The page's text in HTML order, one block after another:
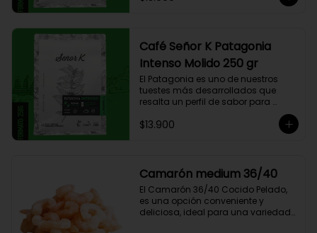
esta es una exquisita alternativa
Lo diseñamos intencionalmente
para resaltar la intensidad y
generar una gran sinergia si se
añade leche. Se trata de un Blend
con un rico sabor achocolatado.
Café Señor K Patagonia
Intenso Molido 250 gr
El Patagonia es uno de nuestros
tuestes más desarrollados que
resalta un perfil de sabor para
intenso único y con exquisito
Lo diseñamos intencionalmente
para resaltar la intensidad y
generar una gran sinergia si se
añade leche. Se trata de un Blend
con un rico sabor achocolatado.
$13.900
Camarón medium 36/40
El Camarón 36/40 Cocido Pelado,
es una opción conveniente y
deliciosa, ideal para una variedad